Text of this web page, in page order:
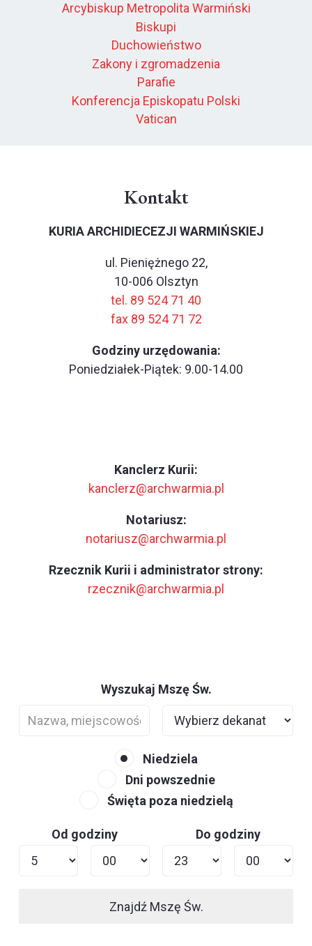
Arcybiskup Metropolita Warmiński
Biskupi
Duchowieństwo
Zakony i zgromadzenia
Parafie
Konferencja Episkopatu Polski
Vatican
Kontakt
KURIA ARCHIDIECEZJI WARMIŃSKIEJ
ul. Pieniężnego 22,
10-006 Olsztyn
tel. 89 524 71 40
fax 89 524 71 72
Godziny urzędowania:
Poniedziałek-Piątek: 9.00-14.00
Kanclerz Kurii:
kanclerz@archwarmia.pl
Notariusz:
notariusz@archwarmia.pl
Rzecznik Kurii i administrator strony:
rzecznik@archwarmia.pl
Wyszukaj Mszę Św.
Niedziela
Dni powszednie
Święta poza niedzielą
Od godziny Do godziny
Znajdź Mszę Św.